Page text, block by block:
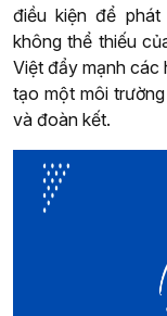
điều kiện để
không thể thiếu
Việt đẩy mạnh các
tạo một môi
và đoàn kết.